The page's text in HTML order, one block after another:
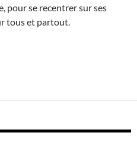
pour se recentrer sur ses
tous et partout.